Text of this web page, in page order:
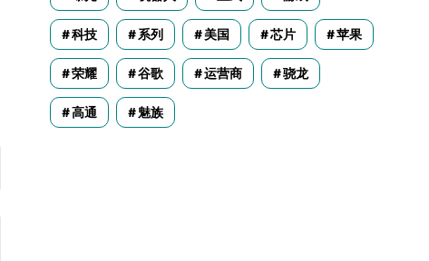
科技 系列 美国 芯片 苹果
荣耀 谷歌 运营商 骁龙
高通 魅族